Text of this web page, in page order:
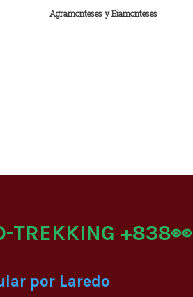
Agramonteses y Biamonteses
TREKKING +838👀
por Laredo